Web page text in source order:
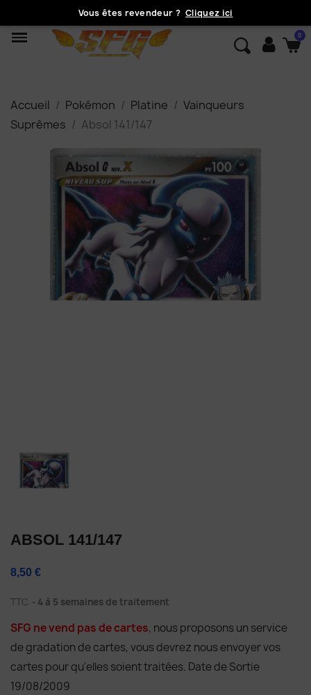
Vous êtes revendeur ? Cliquez ici
Accueil Pokémon Platine
Vainqueurs
Suprêmes
Absol 141/147
ABSOL 141/147
8,50 €
TTC 4 à 5 semaines de traitement
SFG ne vend pas de cartes, nous proposons un service
de gradation de cartes, vous devrez nous envoyer vos
cartes pour qu'elles soient traitées. Date de Sortie
19/08/2009